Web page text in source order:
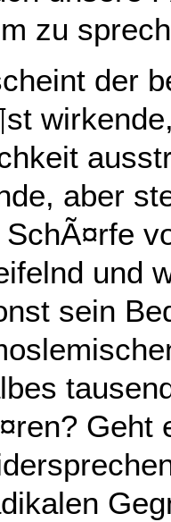
zu
der
aber
und
sein
Geht